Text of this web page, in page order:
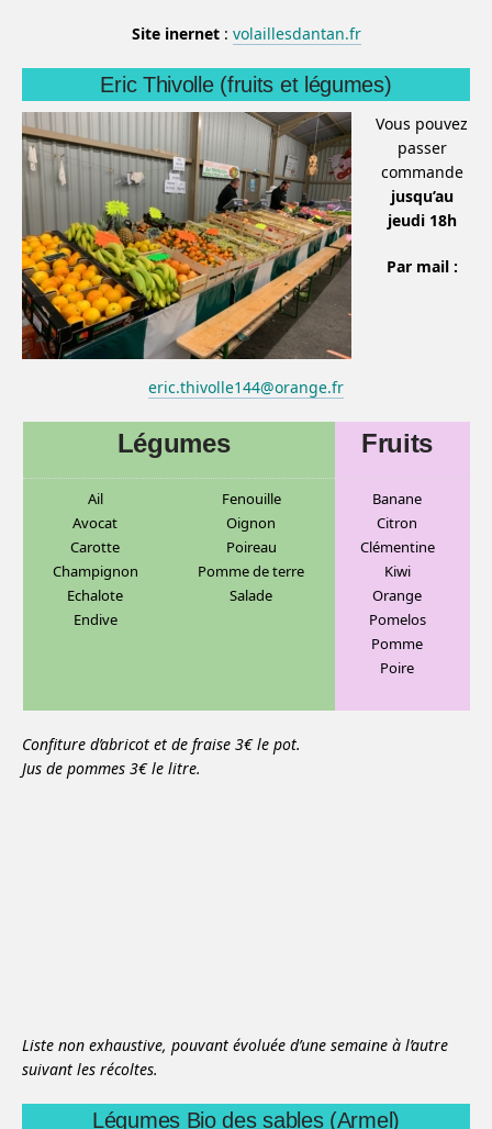
Site inernet: volaillesdantan.fr
Eric Thivolle (fruits et légumes)
Vous pouvez
passer
commande
jusqu’au
jeudi 18h
Par mail :
eric.thivolle144@orange.fr
Légumes Fruits
Ail
Avocat
Carotte
Champignon
Echalote
Endive
Fenouille
Oignon
Poireau
Pomme de terre
Salade
Banane
Citron
Clémentine
Kiwi
Orange
Pomelos
Pomme
Poire
Confiture d’abricot et de fraise 3€ le pot.
Jus de pommes 3€ le litre.
Liste non exhaustive, pouvant évoluée d’une semaine à l’autre
suivant les récoltes.
Légumes Bio des sables (Armel)